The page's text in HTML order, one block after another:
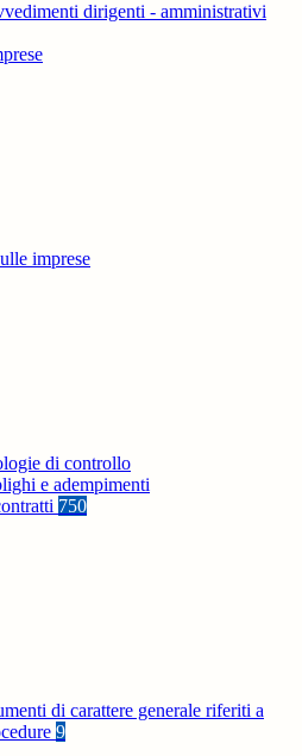
dirigenti - amministrativi
imprese
di controllo
e adempimenti
750
di carattere generale riferiti a
9